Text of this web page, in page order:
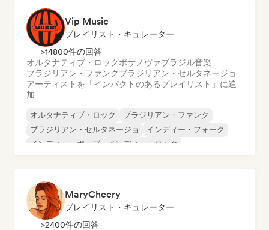
Vip Music
プレイリスト・キュレーター
>14800件の回答
オルタナティブ・ロックボサノヴァブラジル音楽
ブラジリアン・ファンクブラジリアン・セルタネージョ
アーティストを「インパクトのあるプレイリスト」に追
加
オルタナティブ・ロック
ブラジリアン・ファンク
ブラジリアン・セルタネージョ
インディー・フォーク
インディー・ポップ
インディー・ロック
MaryCheery
プレイリスト・キュレーター
>2400件の回答